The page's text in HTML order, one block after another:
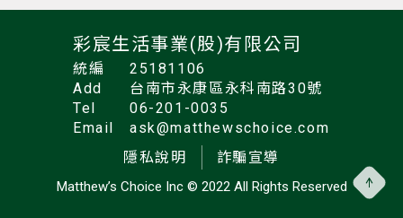
彩宸生活事業(股)有限公司
統編
25181106
Add
台南市永康區永科南路30號
Tel
06-201-0035
Email
ask@matthewschoice.com
隱私說明
詐騙宣導
Matthew’s Choice Inc © 2022 All Rights Reserved